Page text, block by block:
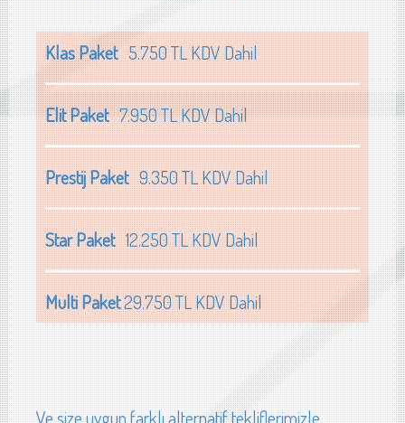
Klas Paket5.750 TL KDV Dahil
Elit Paket7.950 TL KDV Dahil
Prestij Paket9.350 TL KDV Dahil
Star Paket12.250 TL KDV Dahil
Multi Paket29.750 TL KDV Dahil
Ve size uygun farklı alternatif tekliflerimizle...